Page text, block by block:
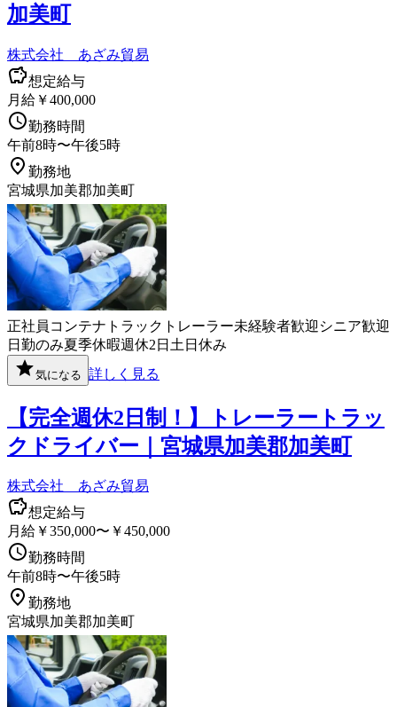
加美町
株式会社 あざみ貿易
想定給与
月給￥400,000
勤務時間
午前8時〜午後5時
勤務地
宮城県加美郡加美町
正社員 コンテナ トラック トレーラー未経験者歓迎 シニア歓迎
日勤のみ夏季休暇週休2日 土日休み
気になる 詳しく見る
【完全週休2日制！】トレーラートラッ
クドライバー｜宮城県加美郡加美町
株式会社 あざみ貿易
想定給与
月給￥350,000〜￥450,000
勤務時間
午前8時〜午後5時
勤務地
宮城県加美郡加美町